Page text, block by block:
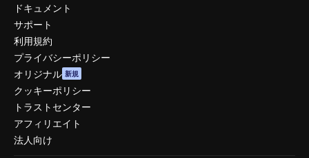
ドキュメント
サポート
利用規約
プライバシーポリシー
オリジナル 新規
クッキーポリシー
トラストセンター
アフィリエイト
法人向け